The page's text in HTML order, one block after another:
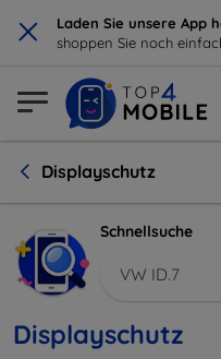
× Laden Sie unsere App
shoppen Sie noch
Displayschutz
Schnellsuche
VW ID.7
Displayschutz